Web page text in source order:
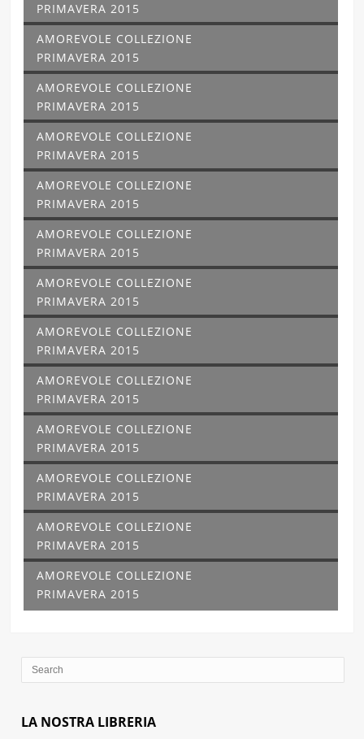
PRIMAVERA 2015
AMOREVOLE COLLEZIONE
PRIMAVERA 2015
AMOREVOLE COLLEZIONE
PRIMAVERA 2015
AMOREVOLE COLLEZIONE
PRIMAVERA 2015
AMOREVOLE COLLEZIONE
PRIMAVERA 2015
AMOREVOLE COLLEZIONE
PRIMAVERA 2015
AMOREVOLE COLLEZIONE
PRIMAVERA 2015
AMOREVOLE COLLEZIONE
PRIMAVERA 2015
AMOREVOLE COLLEZIONE
PRIMAVERA 2015
AMOREVOLE COLLEZIONE
PRIMAVERA 2015
AMOREVOLE COLLEZIONE
PRIMAVERA 2015
AMOREVOLE COLLEZIONE
PRIMAVERA 2015
AMOREVOLE COLLEZIONE
PRIMAVERA 2015
LA NOSTRA LIBRERIA